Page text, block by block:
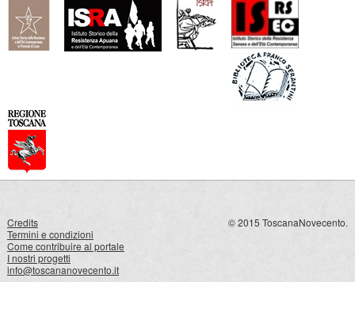
Credits
Termini e condizioni
Come contribuire al portale
I nostri progetti
info@toscananovecento.it
© 2015 ToscanaNovecento.